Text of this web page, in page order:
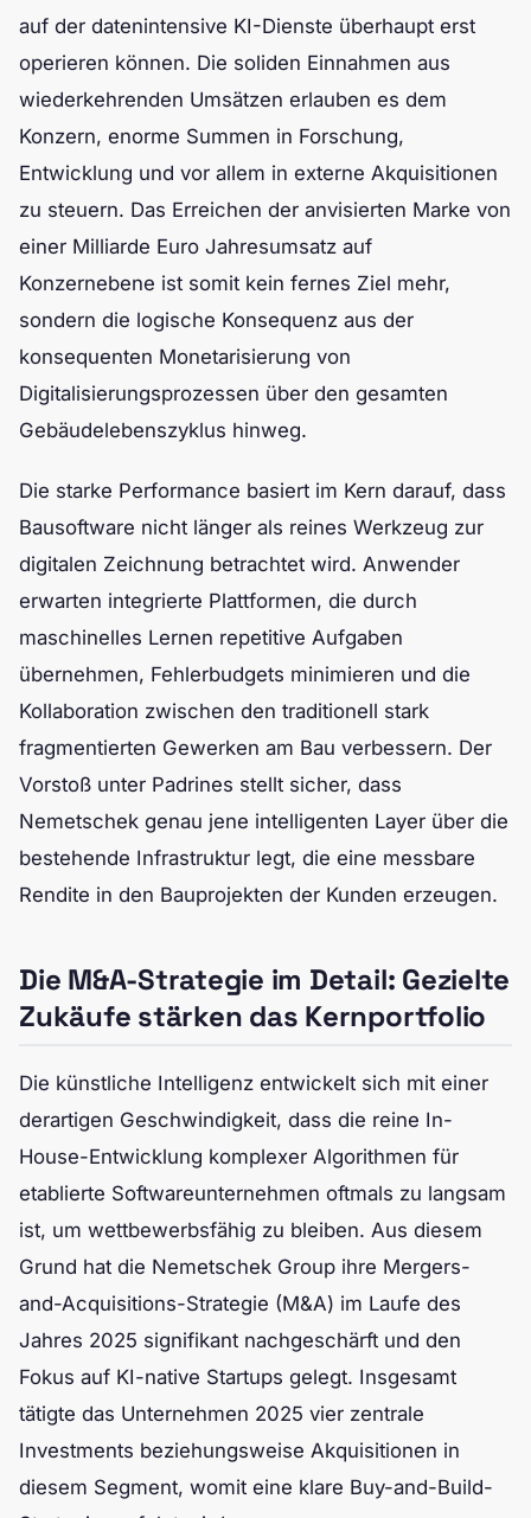
auf der datenintensive KI-Dienste überhaupt erst
operieren können. Die soliden Einnahmen aus
wiederkehrenden Umsätzen erlauben es dem
Konzern, enorme Summen in Forschung,
Entwicklung und vor allem in externe Akquisitionen
zu steuern. Das Erreichen der anvisierten Marke von
einer Milliarde Euro Jahresumsatz auf
Konzernebene ist somit kein fernes Ziel mehr,
sondern die logische Konsequenz aus der
konsequenten Monetarisierung von
Digitalisierungsprozessen über den gesamten
Gebäudelebenszyklus hinweg.
Die starke Performance basiert im Kern darauf, dass
Bausoftware nicht länger als reines Werkzeug zur
digitalen Zeichnung betrachtet wird. Anwender
erwarten integrierte Plattformen, die durch
maschinelles Lernen repetitive Aufgaben
übernehmen, Fehlerbudgets minimieren und die
Kollaboration zwischen den traditionell stark
fragmentierten Gewerken am Bau verbessern. Der
Vorstoß unter Padrines stellt sicher, dass
Nemetschek genau jene intelligenten Layer über die
bestehende Infrastruktur legt, die eine messbare
Rendite in den Bauprojekten der Kunden erzeugen.
Die M&A-Strategie im Detail: Gezielte
Zukäufe stärken das Kernportfolio
Die künstliche Intelligenz entwickelt sich mit einer
derartigen Geschwindigkeit, dass die reine In-
House-Entwicklung komplexer Algorithmen für
etablierte Softwareunternehmen oftmals zu langsam
ist, um wettbewerbsfähig zu bleiben. Aus diesem
Grund hat die Nemetschek Group ihre Mergers-
and-Acquisitions-Strategie (M&A) im Laufe des
Jahres 2025 signifikant nachgeschärft und den
Fokus auf KI-native Startups gelegt. Insgesamt
tätigte das Unternehmen 2025 vier zentrale
Investments beziehungsweise Akquisitionen in
diesem Segment, womit eine klare Buy-and-Build-